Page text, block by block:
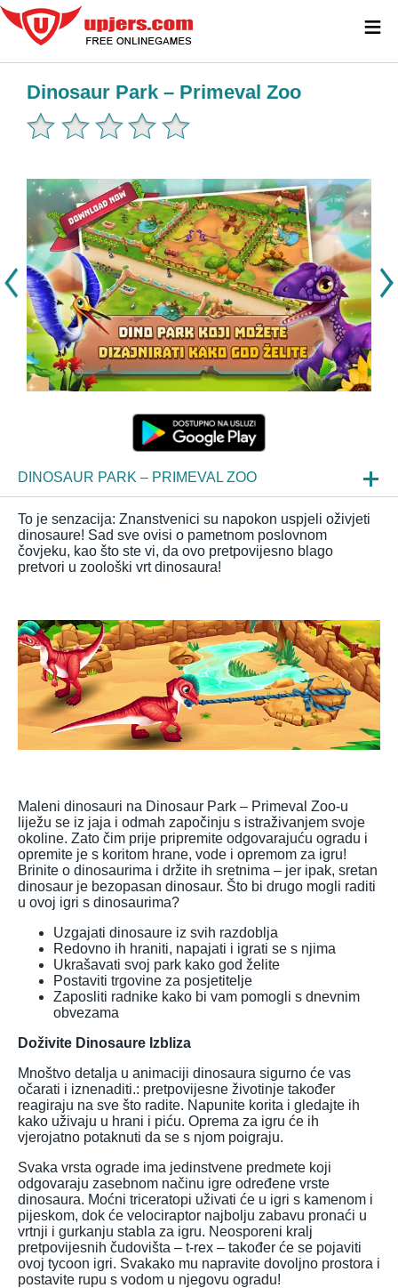
Dinosaur Park – Primeval Zoo
DINOSAUR PARK – PRIMEVAL ZOO
NOVOSTI
UVIDI
To je senzacija: Znanstvenici su napokon uspjeli oživjeti
dinosaure! Sad sve ovisi o pametnom poslovnom
čovjeku, kao što ste vi, da ovo pretpovijesno blago
pretvori u zoološki vrt dinosaura!
Maleni dinosauri na Dinosaur Park – Primeval Zoo-u
liježu se iz jaja i odmah započinju s istraživanjem svoje
okoline. Zato čim prije pripremite odgovarajuću ogradu i
opremite je s koritom hrane, vode i opremom za igru!
Brinite o dinosaurima i držite ih sretnima – jer ipak, sretan
dinosaur je bezopasan dinosaur. Što bi drugo mogli raditi
u ovoj igri s dinosaurima?
Uzgajati dinosaure iz svih razdoblja
Redovno ih hraniti, napajati i igrati se s njima
Ukrašavati svoj park kako god želite
Postaviti trgovine za posjetitelje
Zaposliti radnike kako bi vam pomogli s dnevnim
obvezama
Doživite Dinosaure Izbliza
Mnoštvo detalja u animaciji dinosaura sigurno će vas
očarati i iznenaditi.: pretpovijesne životinje također
reagiraju na sve što radite. Napunite korita i gledajte ih
kako uživaju u hrani i piću. Oprema za igru će ih
vjerojatno potaknuti da se s njom poigraju.
Svaka vrsta ograde ima jedinstvene predmete koji
odgovaraju zasebnom načinu igre određene vrste
dinosaura. Moćni triceratopi uživati će u igri s kamenom i
pijeskom, dok će velociraptor najbolju zabavu pronaći u
vrtnji i gurkanju stabla za igru. Neosporeni kralj
pretpovijesnih čudovišta – t-rex – također će se pojaviti
ovoj tycoon igri. Svakako mu napravite dovoljno prostora i
postavite rupu s vodom u njegovu ogradu!
≡